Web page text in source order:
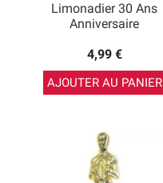
Limonadier 30 Ans
Anniversaire
4,99 €
AJOUTER AU PANIER